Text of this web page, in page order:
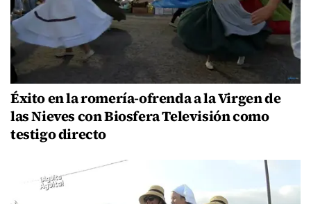
Éxito en la romería-ofrenda a la Virgen de
las Nieves con Biosfera Televisión como
testigo directo